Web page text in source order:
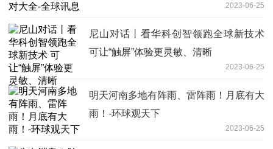
2023-06-25
尼山对话丨看华科创智领跑全球新技术
可让“触屏”体验更灵敏、清晰
2023-06-25
明天河南多地有阵雨、雷阵雨！月底有大
雨！-环球观天下
2023-06-25